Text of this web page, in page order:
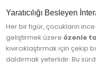
Yaratıcılığı Besleyen
Her bir figür, çocukların
geliştirmek üzere özenle
kıvırcıklaştırmak için çekip
daldırmak yeterlidir. Bu